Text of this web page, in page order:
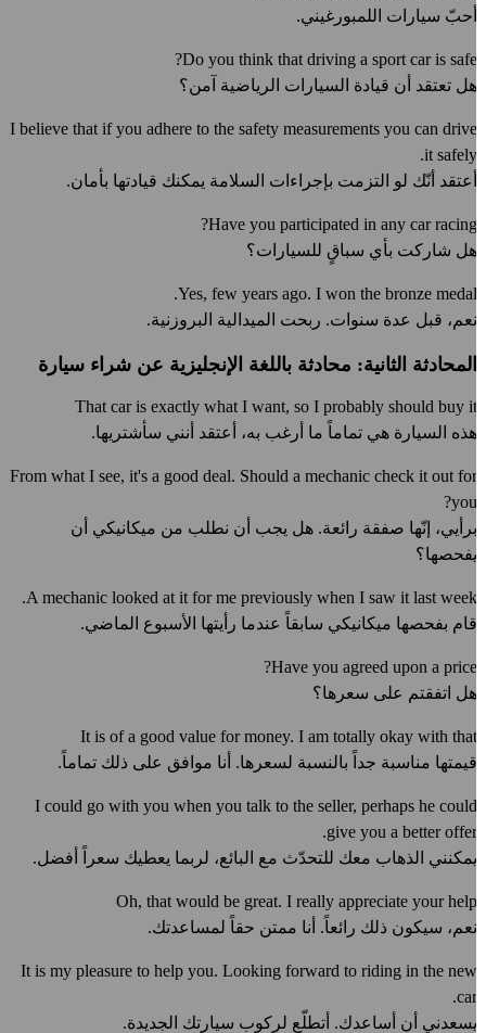
أحبّ سيارات اللمبورغيني.
Do you think that driving a sport car is safe?
هل تعتقد أن قيادة السيارات الرياضية آمن؟
I believe that if you adhere to the safety measurements you can drive
it safely.
أعتقد أنّك لو التزمت بإجراءات السلامة يمكنك قيادتها بأمان.
Have you participated in any car racing?
هل شاركت بأي سباقٍ للسيارات؟
Yes, few years ago. I won the bronze medal.
نعم، قبل عدة سنوات. ربحت الميدالية البروزنية.
المحادثة الثانية: محادثة باللغة الإنجليزية عن شراء سيارة
That car is exactly what I want, so I probably should buy it
هذه السيارة هي تماماً ما أرغب به، أعتقد أنني سأشتريها.
From what I see, it's a good deal. Should a mechanic check it out for
you?
برأيي، إنّها صفقة رائعة. هل يجب أن نطلب من ميكانيكي أن
يفحصها؟
A mechanic looked at it for me previously when I saw it last week.
قام بفحصها ميكانيكي سابقاً عندما رأيتها الأسبوع الماضي.
Have you agreed upon a price?
هل اتفقتم على سعرها؟
It is of a good value for money. I am totally okay with that
قيمتها مناسبة جداً بالنسبة لسعرها. أنا موافق على ذلك تماماً.
I could go with you when you talk to the seller, perhaps he could
give you a better offer.
يمكنني الذهاب معك للتحدّث مع البائع، لربما يعطيك سعراً أفضل.
Oh, that would be great. I really appreciate your help
نعم، سيكون ذلك رائعاً. أنا ممتن حقاً لمساعدتك.
It is my pleasure to help you. Looking forward to riding in the new
car.
يسعدني أن أساعدك. أتطلّع لركوب سيارتك الجديدة.